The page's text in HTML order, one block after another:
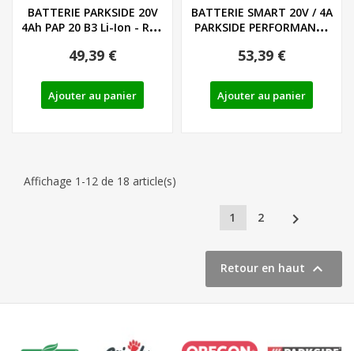
BATTERIE PARKSIDE 20V
4Ah PAP 20 B3 Li-Ion - REF:
49,39 €
Ajouter au panier
BATTERIE SMART 20V / 4A
PARKSIDE PERFORMANCE
53,39 €
Ajouter au panier
Affichage 1-12 de 18 article(s)
1 2 
Retour en haut 